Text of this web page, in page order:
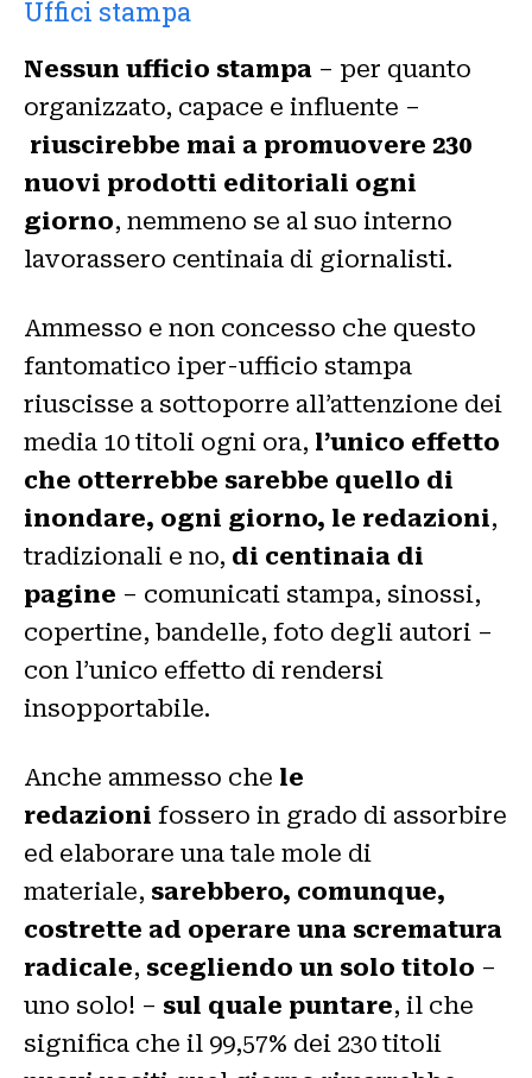
Uffici stampa
Nessun ufficio stampa – per quanto
organizzato, capace e influente –
riuscirebbe mai a promuovere 230
nuovi prodotti editoriali ogni
giorno, nemmeno se al suo interno
lavorassero centinaia di giornalisti.
Ammesso e non concesso che questo
fantomatico iper-ufficio stampa
riuscisse a sottoporre all’attenzione dei
media 10 titoli ogni ora, l’unico effetto
che otterrebbe sarebbe quello di
inondare, ogni giorno, le redazioni,
tradizionali e no, di centinaia di
pagine – comunicati stampa, sinossi,
copertine, bandelle, foto degli autori –
con l’unico effetto di rendersi
insopportabile.
Anche ammesso che le
redazioni fossero in grado di assorbire
ed elaborare una tale mole di
materiale, sarebbero, comunque,
costrette ad operare una scrematura
radicale, scegliendo un solo titolo –
uno solo! – sul quale puntare, il che
significa che il 99,57% dei 230 titoli